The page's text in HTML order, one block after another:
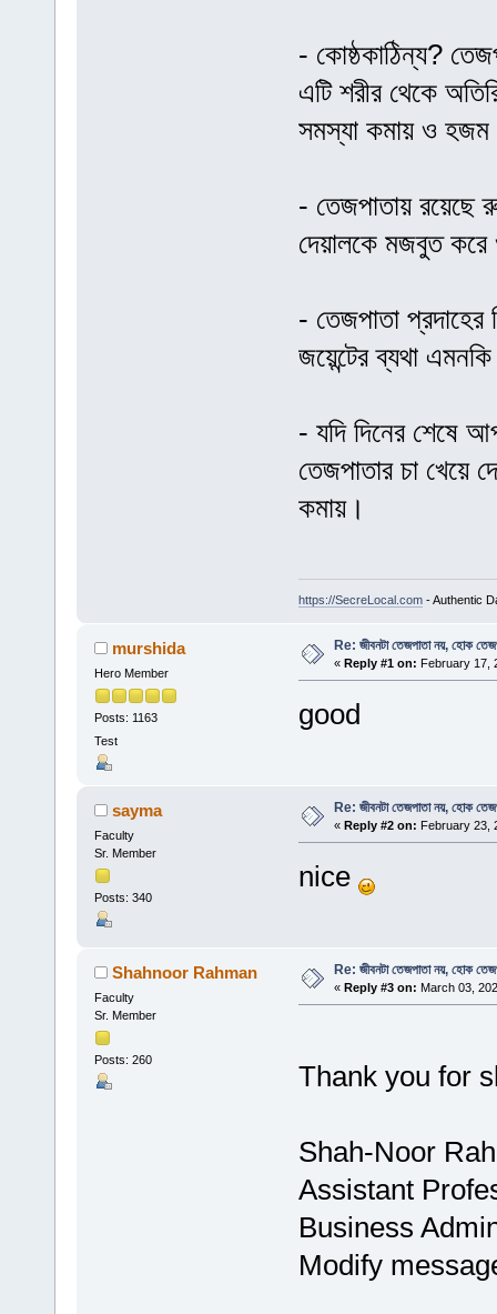
- কোষ্ঠকাঠিন্য?
এটি শরীর থেকে
সমস্যা কমায় ও হজম
- তেজপাতায় রয়েছে
দেয়ালকে মজবুত করে
- তেজপাতা
জয়েন্টের ব্যথা
- যদি দিনের শেষে
তেজপাতার চা খেয়ে
কমায়।
https://SecreLocal.com- Authentic
murshida
Hero Member
Posts: 1163
Test
Re: জীবনটা তেজপাতা নয়, হোক
« Reply #1 on: February 17,
good
sayma
Faculty
Sr. Member
Posts: 340
Re: জীবনটা তেজপাতা নয়, হোক
« Reply #2 on: February 23,
nice
Shahnoor Rahman
Faculty
Sr. Member
Posts: 260
Re: জীবনটা তেজপাতা নয়, হোক
« Reply #3 on: March 03,
Thank you for
Shah-Noor
Assistant
Business
Modify